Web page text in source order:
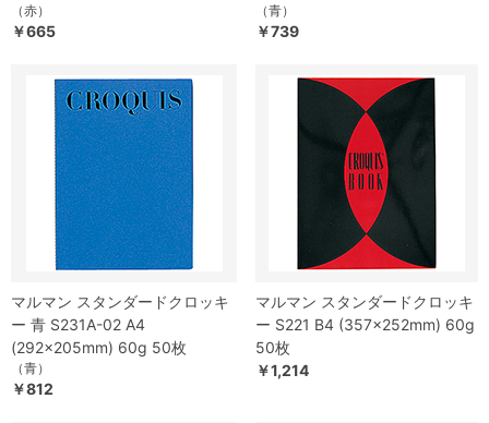
（赤）
￥665
（青）
￥739
マルマン スタンダードクロッキ
ー 青 S231A-02 A4
(292×205mm) 60g 50枚
（青）
￥812
マルマン スタンダードクロッキ
ー S221 B4 (357×252mm) 60g
50枚
￥1,214